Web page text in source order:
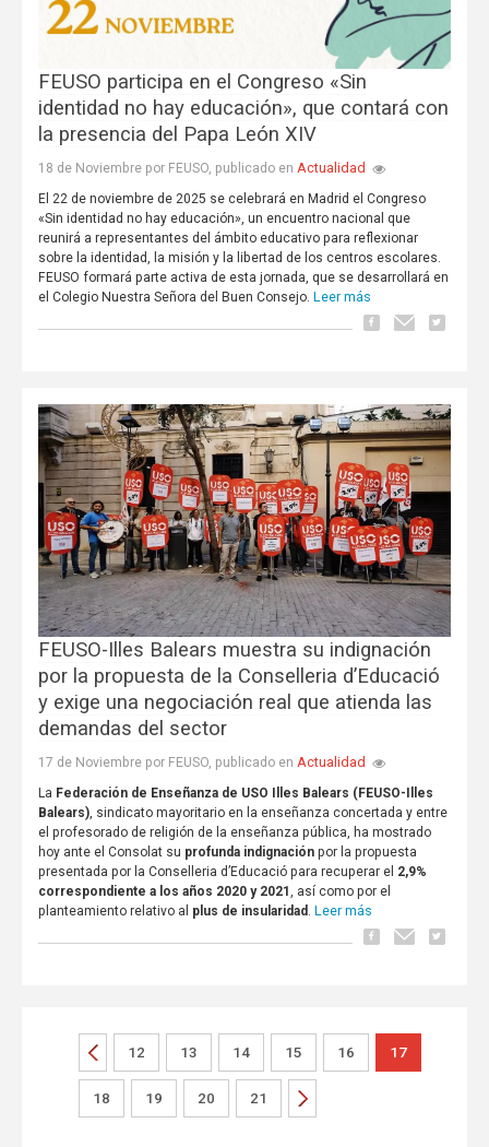
FEUSO participa en el Congreso «Sin
identidad no hay educación», que contará con
la presencia del Papa León XIV
18 de Noviembre por FEUSO, publicado en Actualidad
El 22 de noviembre de 2025 se celebrará en Madrid el Congreso
«Sin identidad no hay educación», un encuentro nacional que
reunirá a representantes del ámbito educativo para reflexionar
sobre la identidad, la misión y la libertad de los centros escolares.
FEUSO formará parte activa de esta jornada, que se desarrollará en
el Colegio Nuestra Señora del Buen Consejo. Leer más
FEUSO-Illes Balears muestra su indignación
por la propuesta de la Conselleria d’Educació
y exige una negociación real que atienda las
demandas del sector
17 de Noviembre por FEUSO, publicado en Actualidad
La Federación de Enseñanza de USO Illes Balears (FEUSO-Illes
Balears), sindicato mayoritario en la enseñanza concertada y entre
el profesorado de religión de la enseñanza pública, ha mostrado
hoy ante el Consolat su profunda indignaciónpor la propuesta
presentada por la Conselleria d’Educació para recuperar el 2,9%
correspondiente a los años 2020 y 2021 , así como por el
planteamiento relativo al plus de insularidad . Leer más
12 13 14 15 16 17
18 19 20 21